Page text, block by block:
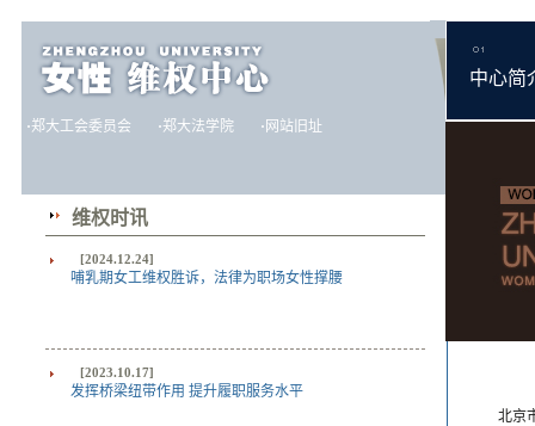
·郑大工会委员会 ·郑大法学院 · 网站旧址
中心简
维权时讯
[2024.12.24]
哺乳期女工维权胜诉，法律为职场女性撑腰
[2023.10.17]
发挥桥梁纽带作用 提升履职服务水平
北京